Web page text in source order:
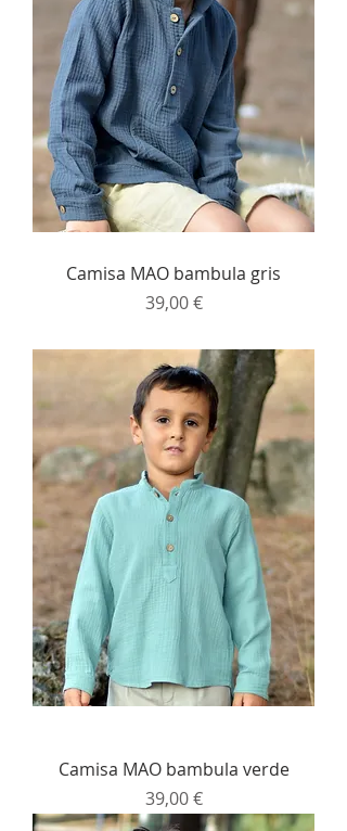
Camisa MAO bambula gris
Precio
39,00 €
Camisa MAO bambula verde
Precio
39,00 €